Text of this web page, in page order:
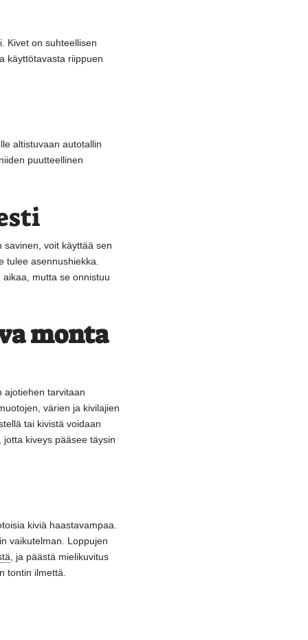
Kivet on suhteellisen
käyttötavasta riippuen
altistuvaan autotallin
puutteellinen
savinen, voit käyttää sen
tulee asennushiekka.
mutta se onnistuu
monta
ajotiehen tarvitaan
värien ja kivilajien
tai kivistä voidaan
kiveys pääsee täysin
kiviä haastavampaa.
vaikutelman. Loppujen
, ja päästä mielikuvitus
tontin ilmettä.